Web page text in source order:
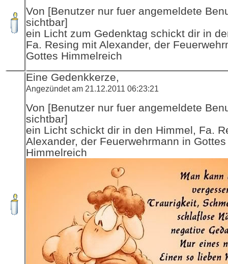
Von [Benutzer nur fuer angemeldete
sichtbar]
ein Licht zum Gedenktag schickt dir in
Fa. Resing mit Alexander, der
Gottes Himmelreich
Eine Gedenkkerze,
Angezündet am 21.12.2011 06:23:21
Von [Benutzer nur fuer angemeldete
sichtbar]
ein Licht schickt dir in den Himmel, Fa.
Alexander, der Feuerwehrmann in Gottes
Himmelreich